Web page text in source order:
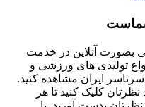
بصورت آنلاین در خدمت
تولیدی های ورزشی و
ایران مشاهده کنید.
کلیک کنید تا هر